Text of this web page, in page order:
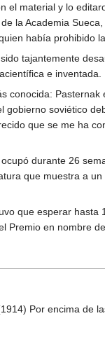
el material y lo
la Academia
había prohibido
tajantemente
e inventada.
conocida:
gobierno soviético
que se me ha
durante 26
que muestra a
que esperar
Premio en nombre
Por encima de